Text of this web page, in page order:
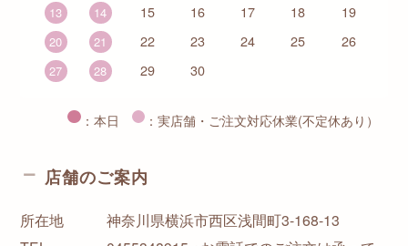
13 14 15 16 17 18 19
20 21 22 23 24 25 26
27 28 29 30
：本日 ：実店舗・ご注文対応休業(不定休あり）
店舗のご案内
所在地
神奈川県横浜市西区浅間町3-168-13